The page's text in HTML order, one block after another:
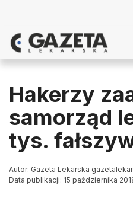
Hakerzy
samorząd
tys.
Autor: Gazeta Lekarska
Data publikacji: 15 października